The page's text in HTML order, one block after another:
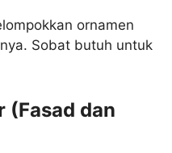
ornamen
Sobat butuh untuk
(Fasad dan